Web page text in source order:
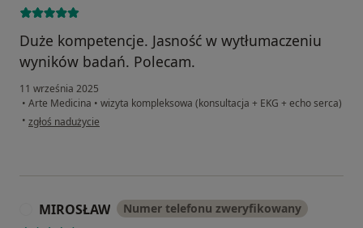
Duże kompetencje. Jasność w wytłumaczeniu
wyników badań. Polecam.
11 września 2025
• Arte Medicina • wizyta kompleksowa (konsultacja + EKG + echo serca)
• w opinii użytkownika Konto zostało usunięte
zgłoś nadużycie
MIROSŁAW Numer telefonu zweryfikowany